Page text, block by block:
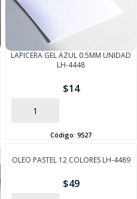
LAPICERA GEL AZUL 0.5MM UNIDAD
LH-4448
$14
AÑADIR
Código: 9527
OLEO PASTEL 12 COLORES LH-4489
$49